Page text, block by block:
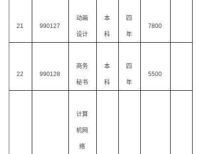
21 990127
动画
设计
本
科
四
年
7800
22 990128
商务
秘书
本
科
四
年
5500
计算
机网
络